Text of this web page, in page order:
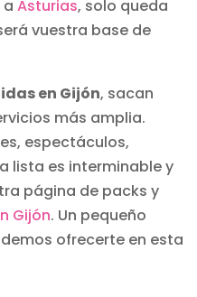
aAsturias, solo queda
vuestra base de
en Gijón, sacan
más amplia.
espectáculos,
lista es interminable y
página de packs y
Gijón. Un pequeño
ofrecerte en esta